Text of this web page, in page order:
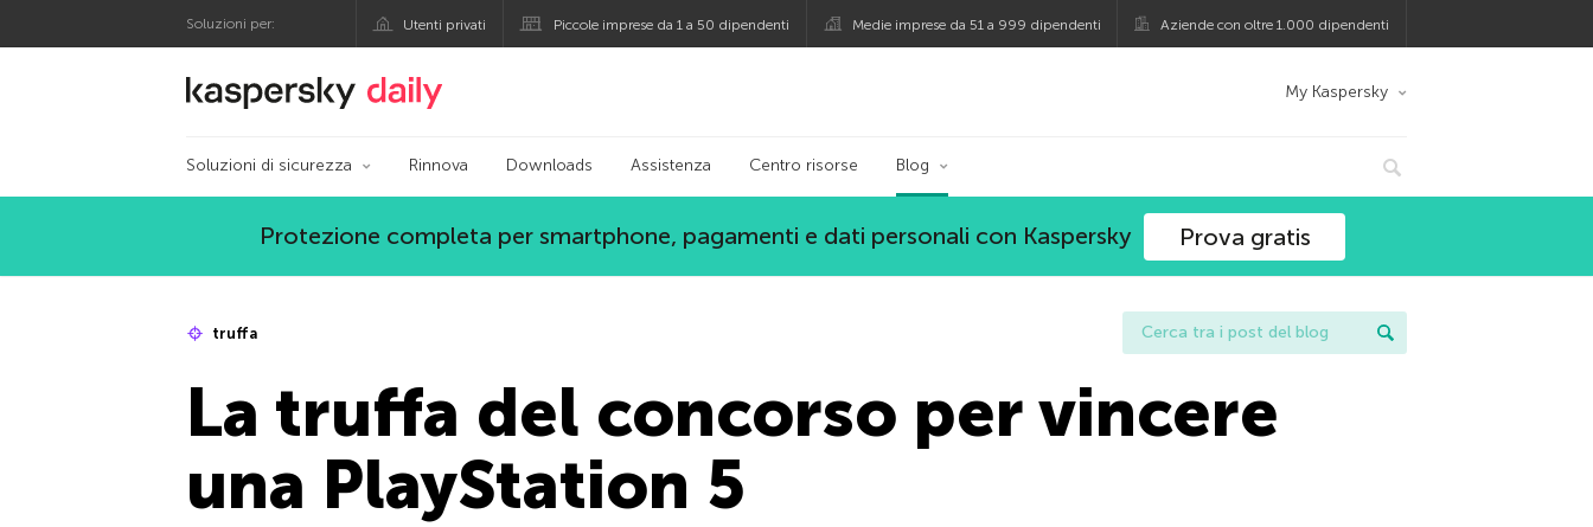
Soluzioni per: Utenti privati Piccole imprese da 1 a 50 dipendenti Medie imprese da 51 a 999 dipendenti Aziende con oltre 1.000 dipendenti
Blog ufficiale di Kaspersky My Kaspersky
Soluzioni di sicurezza Rinnova Downloads Assistenza Centro risorse Blog
Protezione completa per smartphone, pagamenti e dati personali con Kaspersky Prova gratis
truffa
La truffa del concorso per vincere
una PlayStation 5